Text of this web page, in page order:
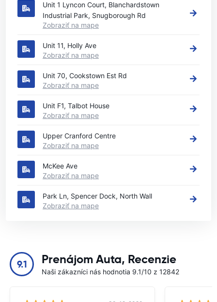
Unit 1 Lyncon Court, Blanchardstown
Industrial Park, Snugborough Rd
Zobraziť na mape
Unit 11, Holly Ave
Zobraziť na mape
Unit 70, Cookstown Est Rd
Zobraziť na mape
Unit F1, Talbot House
Zobraziť na mape
Upper Cranford Centre
Zobraziť na mape
McKee Ave
Zobraziť na mape
Park Ln, Spencer Dock, North Wall
Zobraziť na mape
9.1 Prenájom Auta, Recenzie
Naši zákazníci nás hodnotia 9.1/10 z 12842